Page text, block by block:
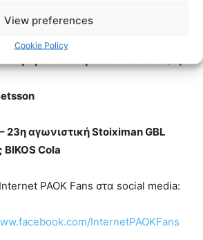
View preferences
Cookie Policy
– ΠΑΟΚ
αγωνιστική Stoiximan GBL
Cola
PAOK Fans στα social media:
InternetPAOKFans